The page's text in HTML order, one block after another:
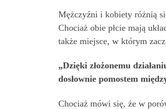
Mężczyźni i kobiety różnią
Chociaż obie płcie mają
także miejsce, w którym
„Dzięki złożonemu
dosłownie pomostem
Chociaż mówi się, że w